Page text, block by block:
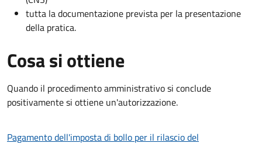
tutta la documentazione prevista per la presentazione
della pratica.
Cosa si ottiene
Quando il procedimento amministrativo si conclude
positivamente si ottiene un'autorizzazione.
Pagamento dell'imposta di bollo per il rilascio del